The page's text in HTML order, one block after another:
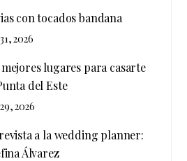
con tocados bandana
2026
lugares para casarte
del Este
2026
a la wedding planner:
Álvarez